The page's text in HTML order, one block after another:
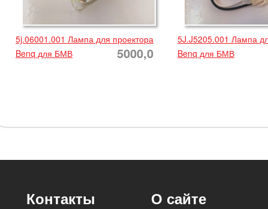
5j.06001.001 Лампа для проектора
Benq для БМВ
5000,0
5J.J5205.001 Лампа
Benq для БМВ
Контакты О сайте